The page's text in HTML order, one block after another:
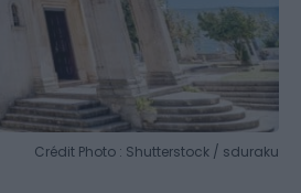
Crédit Photo : Shutterstock / sduraku